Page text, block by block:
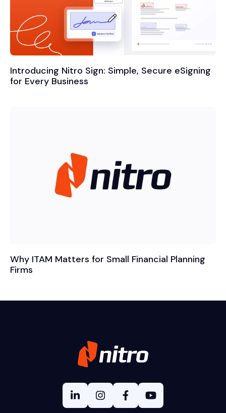
Introducing Nitro Sign: Simple, Secure eSigning
for Every Business
Why ITAM Matters for Small Financial Planning
Firms